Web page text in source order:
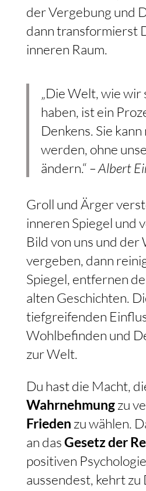
der Vergebung und
dann transformierst
inneren Raum.
„Die Welt, wie wir
haben, ist ein
Denkens. Sie
werden, ohne
ändern.“ – Albert
Groll und Ärger
inneren Spiegel und
Bild von uns und
vergeben, dann
Spiegel, entfernen
alten Geschichten.
tiefgreifenden
Wohlbefinden und
zur Welt.
Wahrnehmung
Frieden zu wählen.
an dasGesetz der
positiven
aussendest, kehrt zu